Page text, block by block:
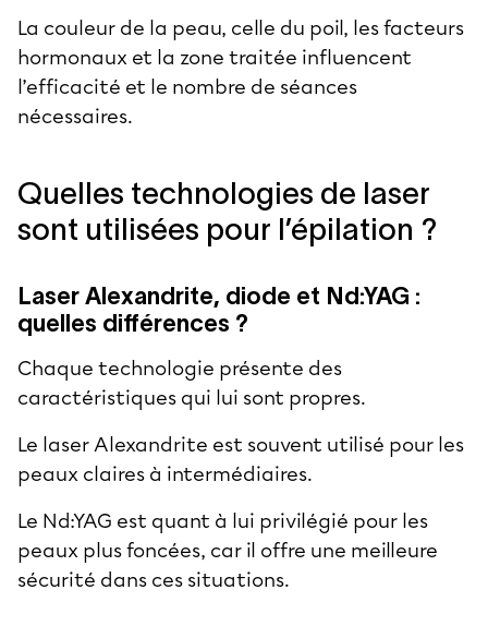
La couleur de la peau, celle du poil, les facteurs
hormonaux et la zone traitée influencent
l’efficacité et le nombre de séances
nécessaires.
Quelles technologies de laser
sont utilisées pour l’épilation ?
Laser Alexandrite, diode et Nd:YAG :
quelles différences ?
Chaque technologie présente des
caractéristiques qui lui sont propres.
Le laser Alexandrite est souvent utilisé pour les
peaux claires à intermédiaires.
Le Nd:YAG est quant à lui privilégié pour les
peaux plus foncées, car il offre une meilleure
sécurité dans ces situations.